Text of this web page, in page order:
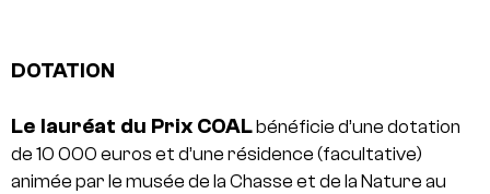
DOTATION
Le lauréat du Prix COALbénéficie d’une dotation
de 10 000 euros et d’une résidence (facultative)
animée par le musée de la Chasse et de la Nature au